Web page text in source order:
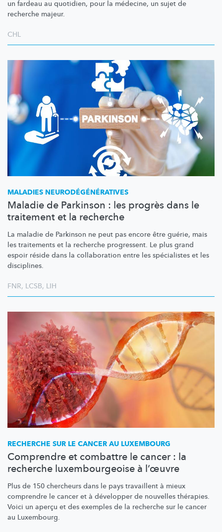
un fardeau au quotidien, pour la médecine, un sujet de
recherche majeur.
CHL
MALADIES NEURODÉGÉNÉRATIVES
Maladie de Parkinson : les progrès dans le
traitement et la recherche
La maladie de Parkinson ne peut pas encore être guérie, mais
les traitements et la recherche progressent. Le plus grand
espoir réside dans la collaboration entre les spécialistes et les
disciplines.
FNR, LCSB, LIH
RECHERCHE SUR LE CANCER AU LUXEMBOURG
Comprendre et combattre le cancer : la
recherche luxembourgeoise à l’œuvre
Plus de 150 chercheurs dans le pays travaillent à mieux
comprendre le cancer et à développer de nouvelles thérapies.
Voici un aperçu et des exemples de la recherche sur le cancer
au Luxembourg.